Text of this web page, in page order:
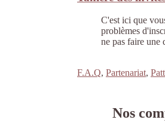
C'est ici que
problèmes
ne pas faire une
F.A.Q, Partenariat,
Nos